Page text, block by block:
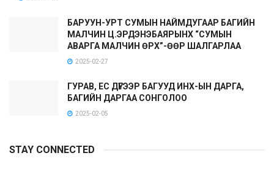
БАРУУН-УРТ СУМЫН НАЙМДУГААР БАГИЙН
МАЛЧИН Ц.ЭРДЭНЭБАЯРЫНХ “СУМЫН
АВАРГА МАЛЧИН ӨРХ”-ӨӨР ШАЛГАРЛАА
2025-02-27
ГУРАВ, ЕС ДҮГЭЭР БАГУУД ИНХ-ЫН ДАРГА,
БАГИЙН ДАРГАА СОНГОЛОО
2025-02-05
STAY CONNECTED